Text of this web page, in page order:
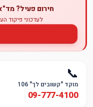
חירום פעיל? מד"א 101 · משטרה 100 · כב"ה
לעדכוני פיקוד
📞
מוקד "קשובים לך" 106
09-777-4100